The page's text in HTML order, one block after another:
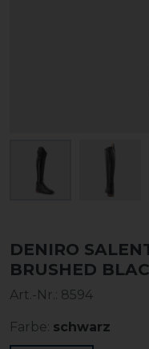
DENIRO
BRUSHED
Art.-Nr.: 8594
Farbe: schwarz